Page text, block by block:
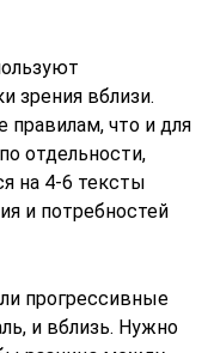
зрения вблизи.
что и для
отдельности,
на 4-6 тексты
и потребностей
прогрессивные
и вблизь. Нужно